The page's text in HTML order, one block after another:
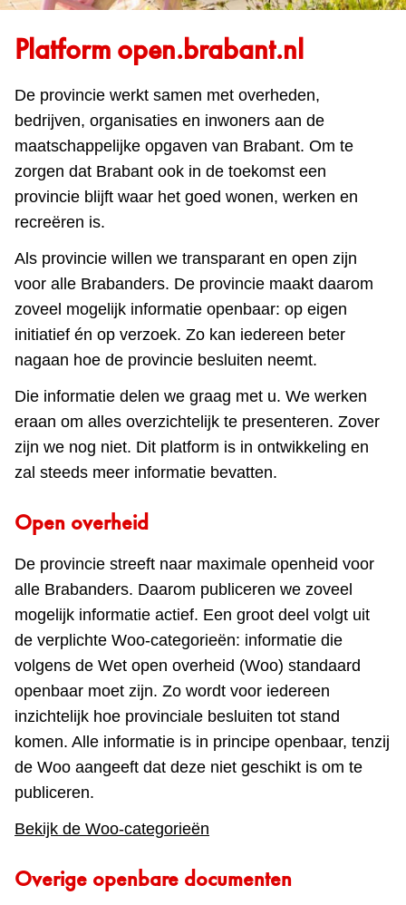
Platform open.brabant.nl
De provincie werkt samen met overheden,
bedrijven, organisaties en inwoners aan de
maatschappelijke opgaven van Brabant. Om te
zorgen dat Brabant ook in de toekomst een
provincie blijft waar het goed wonen, werken en
recreëren is.
Als provincie willen we transparant en open zijn
voor alle Brabanders. De provincie maakt daarom
zoveel mogelijk informatie openbaar: op eigen
initiatief én op verzoek. Zo kan iedereen beter
nagaan hoe de provincie besluiten neemt.
Die informatie delen we graag met u. We werken
eraan om alles overzichtelijk te presenteren. Zover
zijn we nog niet. Dit platform is in ontwikkeling en
zal steeds meer informatie bevatten.
Open overheid
De provincie streeft naar maximale openheid voor
alle Brabanders. Daarom publiceren we zoveel
mogelijk informatie actief. Een groot deel volgt uit
de verplichte Woo‑categorieën: informatie die
volgens de Wet open overheid (Woo) standaard
openbaar moet zijn. Zo wordt voor iedereen
inzichtelijk hoe provinciale besluiten tot stand
komen. Alle informatie is in principe openbaar, tenzij
de Woo aangeeft dat deze niet geschikt is om te
publiceren.
Bekijk de Woo-categorieën
Overige openbare documenten